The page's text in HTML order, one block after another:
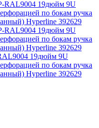
19дюйм 9U
по бокам ручка
Hyperline 392629